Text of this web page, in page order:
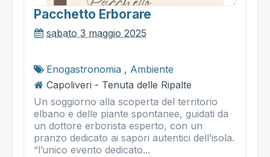
Pacchetto Erborare
sabato 3 maggio 2025
Enogastronomia , Ambiente
Capoliveri - Tenuta delle Ripalte
Un soggiorno alla scoperta del territorio
elbano e delle piante spontanee, guidati da
un dottore erborista esperto, con un
pranzo dedicato ai sapori autentici dell’isola.
“l’unico evento dedicato...